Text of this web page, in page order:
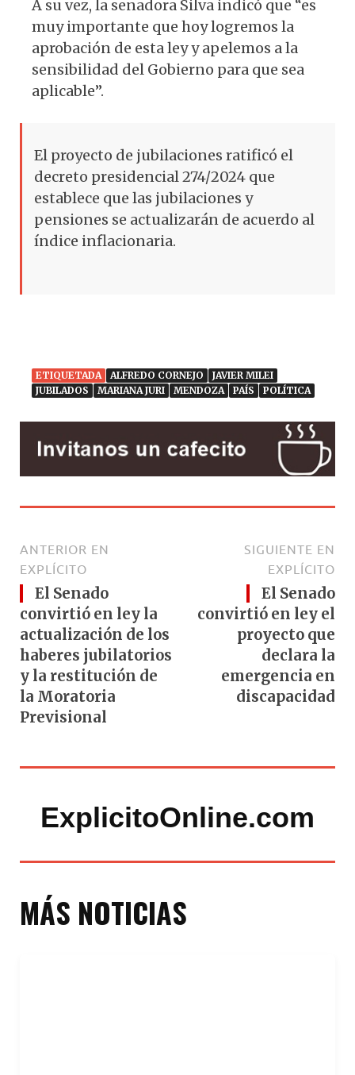
A su vez, la senadora Silva indicó que “es
muy importante que hoy logremos la
aprobación de esta ley y apelemos a la
sensibilidad del Gobierno para que sea
aplicable”.
El proyecto de jubilaciones ratificó el
decreto presidencial 274/2024 que
establece que las jubilaciones y
pensiones se actualizarán de acuerdo al
índice inflacionaria.
ETIQUETADA ALFREDO CORNEJO
JAVIER MILEI
JUBILADOS
MARIANA JURI MENDOZA PAÍS POLÍTICA
ANTERIOR EN
EXPLÍCITO
El Senado
convirtió en ley la
actualización de los
haberes jubilatorios
y la restitución de
la Moratoria
Previsional
SIGUIENTE EN
EXPLÍCITO
El Senado
convirtió en ley el
proyecto que
declara la
emergencia en
discapacidad
ExplicitoOnline.com
MÁS NOTICIAS